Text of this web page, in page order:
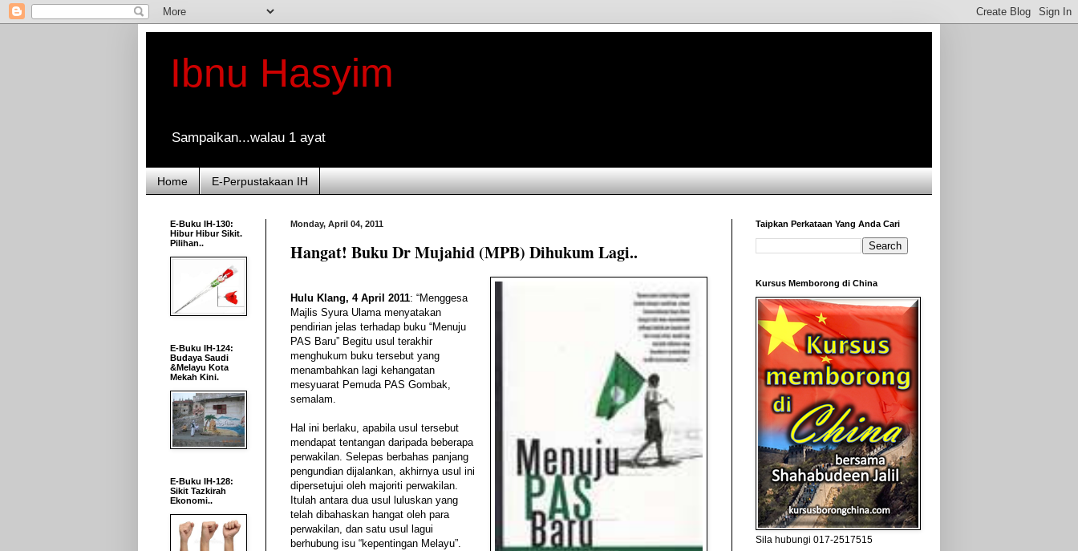
Ibnu Hasyim
Sampaikan...walau 1 ayat
Home E-Perpustakaan IH
Monday, April 04, 2011
Hangat! Buku Dr Mujahid (MPB) Dihukum Lagi..
Hulu Klang, 4 April 2011: “Menggesa
Majlis Syura Ulama menyatakan
pendirian jelas terhadap buku “Menuju
PAS Baru” Begitu usul terakhir
menghukum buku tersebut yang
menambahkan lagi kehangatan
mesyuarat Pemuda PAS Gombak,
semalam.
Hal ini berlaku, apabila usul tersebut
mendapat tentangan daripada beberapa
perwakilan. Selepas berbahas panjang
pengundian dijalankan, akhirnya usul ini
dipersetujui oleh majoriti perwakilan.
Itulah antara dua usul luluskan yang
telah dibahaskan hangat oleh para
perwakilan, dan satu usul lagui
berhubung isu “kepentingan Melayu”.
E-Buku IH-130:
Hibur Hibur Sikit.
Pilihan..
E-Buku IH-124:
Budaya Saudi
&Melayu Kota
Mekah Kini.
E-Buku IH-128:
Sikit Tazkirah
Ekonomi..
Taipkan Perkataan Yang Anda Cari
Kursus Memborong di China
Sila hubungi 017-2517515